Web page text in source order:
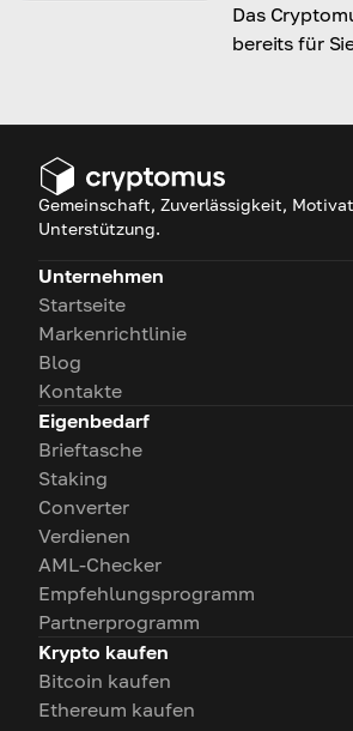
Das
bereits für
betrachten.
Gemeinschaft, Zuverlässigkeit,
Unterstützung.
Unternehmen
Startseite
Markenrichtlinie
Blog
Kontakte
Eigenbedarf
Brieftasche
Staking
Converter
Verdienen
AML-Checker
Empfehlungsprogramm
Partnerprogramm
Krypto kaufen
Bitcoin kaufen
Ethereum kaufen